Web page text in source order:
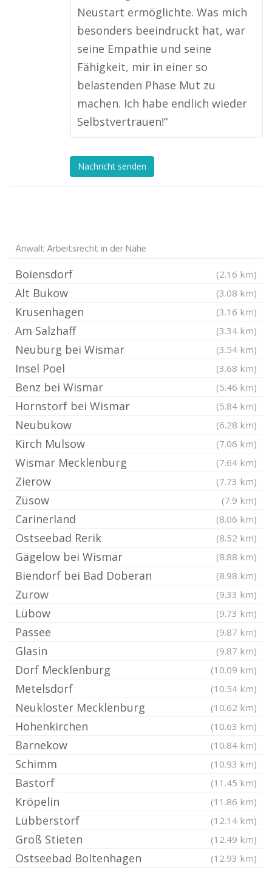
Neustart ermöglichte. Was mich
besonders beeindruckt hat, war
seine Empathie und seine
Fähigkeit, mir in einer so
belastenden Phase Mut zu
machen. Ich habe endlich wieder
Selbstvertrauen!“
Nachricht senden
Anwalt Arbeitsrecht in der Nähe
Boiensdorf (2.16 km)
Alt Bukow (3.08 km)
Krusenhagen (3.16 km)
Am Salzhaff (3.34 km)
Neuburg bei Wismar (3.54 km)
Insel Poel (3.68 km)
Benz bei Wismar (5.46 km)
Hornstorf bei Wismar (5.84 km)
Neubukow (6.28 km)
Kirch Mulsow (7.06 km)
Wismar Mecklenburg (7.64 km)
Zierow (7.73 km)
Züsow (7.9 km)
Carinerland (8.06 km)
Ostseebad Rerik (8.52 km)
Gägelow bei Wismar (8.88 km)
Biendorf bei Bad Doberan (8.98 km)
Zurow (9.33 km)
Lübow (9.73 km)
Passee (9.87 km)
Glasin (9.87 km)
Dorf Mecklenburg (10.09 km)
Metelsdorf (10.54 km)
Neukloster Mecklenburg (10.62 km)
Hohenkirchen (10.63 km)
Barnekow (10.84 km)
Schimm (10.93 km)
Bastorf (11.45 km)
Kröpelin (11.86 km)
Lübberstorf (12.14 km)
Groß Stieten (12.49 km)
Ostseebad Boltenhagen (12.93 km)